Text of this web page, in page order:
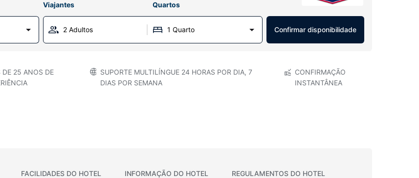
Viajantes Quartos
2 Adultos 1 Quarto Confirmar disponibilidade
DE 25 ANOS DE
SUPORTE MULTILÍNGUE 24 HORAS POR DIA, 7
DIAS POR SEMANA
CONFIRMAÇÃO
INSTANTÂNEA
FACILIDADES DO HOTEL INFORMAÇÃO DO HOTEL REGULAMENTOS DO HOTEL